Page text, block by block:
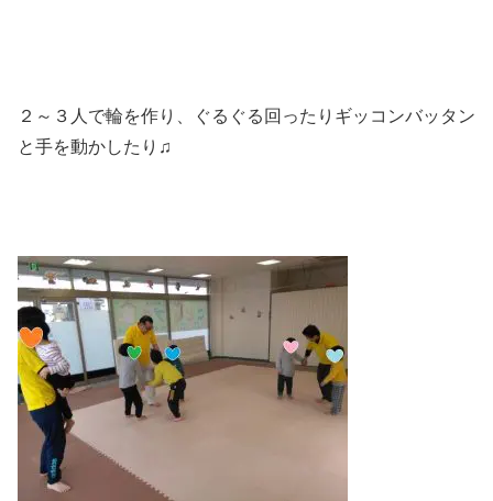
２～３人で輪を作り、ぐるぐる回ったりギッコンバッタン
と手を動かしたり♫